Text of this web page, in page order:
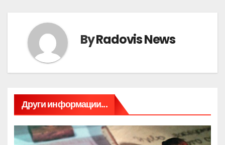
ByRadovis News
Други информации...